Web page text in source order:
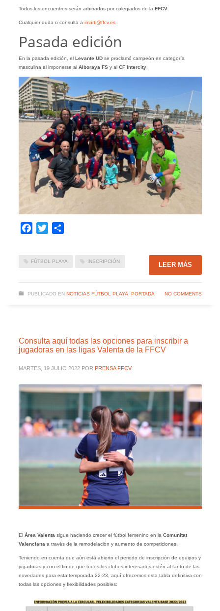
Todos los encuentros serán arbitrados por colegiados de la FFCV.
Cualquier duda o consulta a imarti@ffcv.es.
Pasada edición
En la pasada edición, el Levante UDse proclamó campeón en categoría
masculina al imponerse al Alboraya FSy al CF Intercity.
Facebook
Twitter
FÚTBOL PLAYA INSCRIPCIÓN LEER MÁS
PUBLICADO EN NOTICIAS FÚTBOL PLAYA PORTADA NO COMMENTS
Consulta aquí todas las opciones para inscribir a
jugadoras en las ligas Valenta de la FFCV
MARTES, 19 JULIO 2022 POR PRENSA FFCV
El Área Valenta sigue haciendo crecer el fútbol femenino en laComunitat
Valencianaa través de la remodelación y aumento de competiciones.
Teniendo en cuenta que aún está abierto el periodo de inscripción de equipos y
jugadoras y con el fin de que todos los clubes interesados estén al tanto de las
novedades para esta temporada 22-23, aquí ofrecemos esta tabla definitiva con
todas las opciones y flexibilidades posibles: